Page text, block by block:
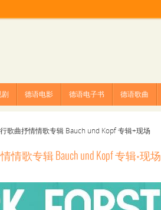
德语电影 德语电子书 德语歌曲
歌曲抒情情歌专辑 Bauch und Kopf 专辑+现场
情歌专辑 Bauch und Kopf 专辑+现场